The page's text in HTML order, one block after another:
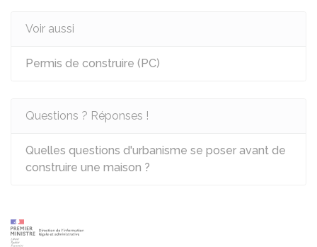
Voir aussi
Permis de construire (PC)
Questions ? Réponses !
Quelles questions d'urbanisme se poser avant de
construire une maison ?